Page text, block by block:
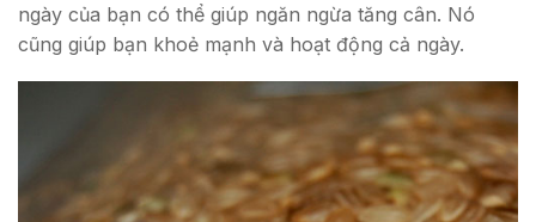
ngày của bạn có thể giúp ngăn ngừa tăng cân. Nó
cũng giúp bạn khoẻ mạnh và hoạt động cả ngày.